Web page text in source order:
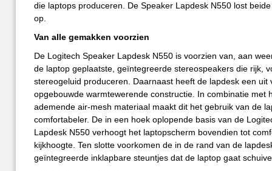
die laptops produceren. De Speaker Lapdesk N550 lost
op.
Van alle gemakken voorzien
De Logitech Speaker Lapdesk N550 is voorzien van, aan
de laptop geplaatste, geïntegreerde stereospeakers die rijk,
stereogeluid produceren. Daarnaast heeft de lapdesk een uit
opgebouwde warmtewerende constructie. In combinatie met
ademende air-mesh materiaal maakt dit het gebruik van de
comfortabeler. De in een hoek oplopende basis van de
Lapdesk N550 verhoogt het laptopscherm bovendien tot
kijkhoogte. Ten slotte voorkomen de in de rand van de
geïntegreerde inklapbare steuntjes dat de laptop gaat